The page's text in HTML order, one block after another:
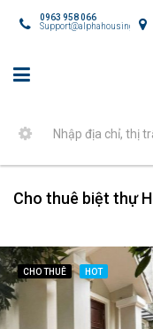
0963 958 066
Support@alphahousing.vn
CHO THUÊ HOT